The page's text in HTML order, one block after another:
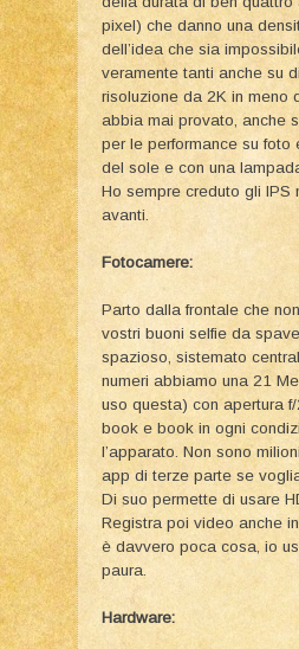
pixel) che danno una
dell’idea che sia
veramente tanti anche su
risoluzione da 2K in meno
abbia mai provato, anche
per le performance su
del sole e con una
Ho sempre creduto gli
avanti.
Fotocamere:
Parto dalla frontale che
vostri buoni selfie da
spazioso, sistemato
numeri abbiamo una 21
uso questa) con apertura
book e book in ogni
l’apparato. Non sono
app di terze parte se
Di suo permette di usare
Registra poi video anche
è davvero poca cosa, io
paura.
Hardware: